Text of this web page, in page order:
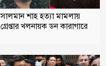
সালমান শাহ হত্যা মামলায়
গ্রেপ্তার খলনায়ক ডন কারাগারে